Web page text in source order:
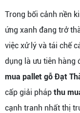
Trong bối cảnh nền
ứng xanh đang trở
việc xử lý và tái chế
dụng là ưu tiên hàng
mua pallet gỗ Đạt
cấp giải pháp thu
cạnh tranh nhất thị